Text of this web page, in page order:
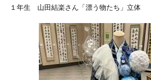
１年生 山田結楽さん「漂う物たち」立体